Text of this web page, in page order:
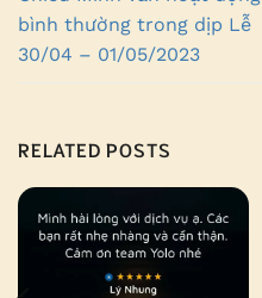
bình thường trong dịp Lễ
30/04 – 01/05/2023
RELATED POSTS